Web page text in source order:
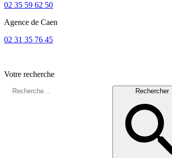
02 35 59 62 50
Agence de Caen
02 31 35 76 45
Votre recherche
Rechercher